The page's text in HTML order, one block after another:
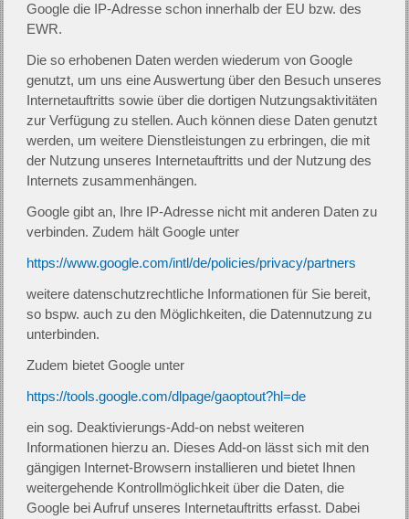
Google die IP-Adresse schon innerhalb der EU bzw. des
EWR.
Die so erhobenen Daten werden wiederum von Google
genutzt, um uns eine Auswertung über den Besuch unseres
Internetauftritts sowie über die dortigen Nutzungsaktivitäten
zur Verfügung zu stellen. Auch können diese Daten genutzt
werden, um weitere Dienstleistungen zu erbringen, die mit
der Nutzung unseres Internetauftritts und der Nutzung des
Internets zusammenhängen.
Google gibt an, Ihre IP-Adresse nicht mit anderen Daten zu
verbinden. Zudem hält Google unter
https://www.google.com/intl/de/policies/privacy/partners
weitere datenschutzrechtliche Informationen für Sie bereit,
so bspw. auch zu den Möglichkeiten, die Datennutzung zu
unterbinden.
Zudem bietet Google unter
https://tools.google.com/dlpage/gaoptout?hl=de
ein sog. Deaktivierungs-Add-on nebst weiteren
Informationen hierzu an. Dieses Add-on lässt sich mit den
gängigen Internet-Browsern installieren und bietet Ihnen
weitergehende Kontrollmöglichkeit über die Daten, die
Google bei Aufruf unseres Internetauftritts erfasst. Dabei